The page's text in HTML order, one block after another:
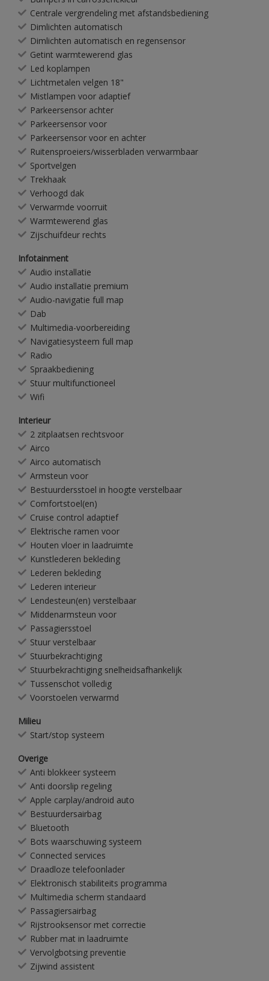
Centrale vergrendeling met afstandsbediening
Dimlichten automatisch
Dimlichten automatisch en regensensor
Getint warmtewerend glas
Led koplampen
Lichtmetalen velgen 18"
Mistlampen voor adaptief
Parkeersensor achter
Parkeersensor voor
Parkeersensor voor en achter
Ruitensproeiers/wisserbladen verwarmbaar
Sportvelgen
Trekhaak
Verhoogd dak
Verwarmde voorruit
Warmtewerend glas
Zijschuifdeur rechts
Infotainment
Audio installatie
Audio installatie premium
Audio-navigatie full map
Dab
Multimedia-voorbereiding
Navigatiesysteem full map
Radio
Spraakbediening
Stuur multifunctioneel
Wifi
Interieur
2 zitplaatsen rechtsvoor
Airco
Airco automatisch
Armsteun voor
Bestuurdersstoel in hoogte verstelbaar
Comfortstoel(en)
Cruise control adaptief
Elektrische ramen voor
Houten vloer in laadruimte
Kunstlederen bekleding
Lederen bekleding
Lederen interieur
Lendesteun(en) verstelbaar
Middenarmsteun voor
Passagiersstoel
Stuur verstelbaar
Stuurbekrachtiging
Stuurbekrachtiging snelheidsafhankelijk
Tussenschot volledig
Voorstoelen verwarmd
Milieu
Start/stop systeem
Overige
Anti blokkeer systeem
Anti doorslip regeling
Apple carplay/android auto
Bestuurdersairbag
Bluetooth
Bots waarschuwing systeem
Connected services
Draadloze telefoonlader
Elektronisch stabiliteits programma
Multimedia scherm standaard
Passagiersairbag
Rijstrooksensor met correctie
Rubber mat in laadruimte
Vervolgbotsing preventie
Zijwind assistent